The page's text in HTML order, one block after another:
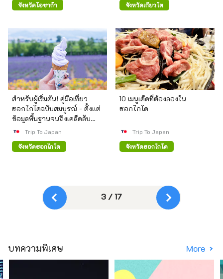
จังหวัดโอซาก้า
จังหวัดเกียวโต
สำหรับผู้เริ่มต้น! คู่มือเที่ยว
ฮอกไกโดฉบับสมบูรณ์ - ตั้งแต่
ข้อมูลพื้นฐานจนถึงเคล็ดลับ
การเตรียมตัว
Trip To Japan
จังหวัดฮอกไกโด
10 เมนูเด็ดที่ต้องลองใน
ฮอกไกโด
Trip To Japan
จังหวัดฮอกไกโด
3 / 17
บทความพิเศษ More